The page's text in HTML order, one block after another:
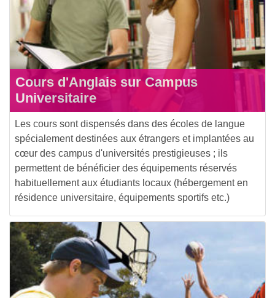
Cours d'Anglais sur Campus
Universitaire
Les cours sont dispensés dans des écoles de langue
spécialement destinées aux étrangers et implantées au
cœur des campus d'universités prestigieuses ; ils
permettent de bénéficier des équipements réservés
habituellement aux étudiants locaux (hébergement en
résidence universitaire, équipements sportifs etc.)